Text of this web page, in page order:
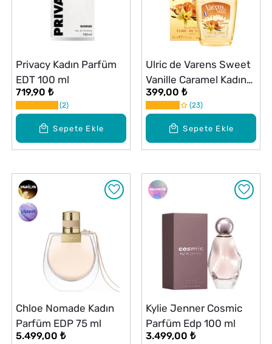
Sepete Ekle
Privacy Kadın Parfüm
EDT 100 ml
719,90 ₺
2
Sepete Ekle
Ulric de Varens Sweet
Vanille Caramel Kadın
Parfüm EDP 50 ml
399,00 ₺
23
Chloe Nomade Kadın
Parfüm EDP 75 ml
5.499,00 ₺
Kylie Jenner Cosmic
Parfüm Edp 100 ml
3.499,00 ₺